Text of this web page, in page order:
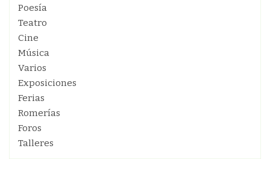
Poesía
Teatro
Cine
Música
Varios
Exposiciones
Ferias
Romerías
Foros
Talleres